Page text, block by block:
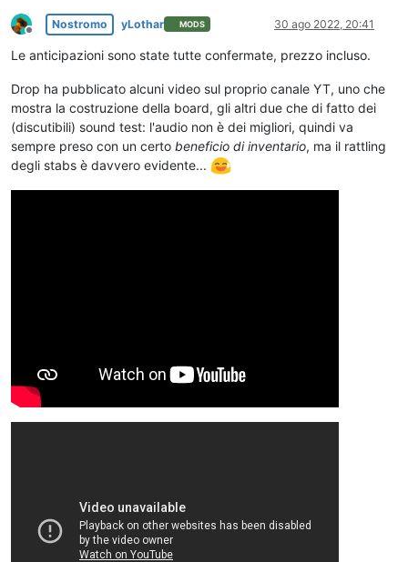
Non in linea
Nostromo yLothar MODS 30 ago 2022, 20:41
Le anticipazioni sono state tutte confermate, prezzo incluso.
Drop ha pubblicato alcuni video sul proprio canale YT, uno che
mostra la costruzione della board, gli altri due che di fatto dei
(discutibili) sound test: l'audio non è dei migliori, quindi va
sempre preso con un certo beneficio di inventario, ma il rattling
degli stabs è davvero evidente...